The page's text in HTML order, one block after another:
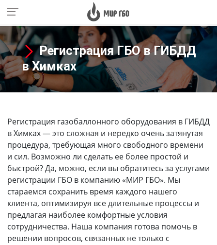
Регистрация ГБО в ГИБДД
в Химках
Регистрация газобаллонного оборудования в ГИБДД
в Химках— это сложная и нередко очень затянутая
процедура, требующая много свободного времени
и сил. Возможно ли сделать ее более простой и
быстрой? Да, можно, если вы обратитесь за услугами
регистрации ГБО в компанию «МИР ГБО». Мы
стараемся сохранить время каждого нашего
клиента, оптимизируя все длительные процессы и
предлагая наиболее комфортные условия
сотрудничества. Наша компания готова помочь в
решении вопросов, связанных не только с